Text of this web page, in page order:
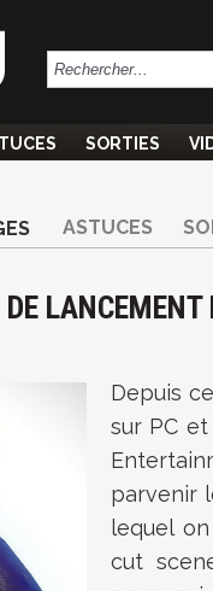
SORTIES
ASTUCES
LANCEMENT
Depuis
sur PC et
parvenir
lequel
cut